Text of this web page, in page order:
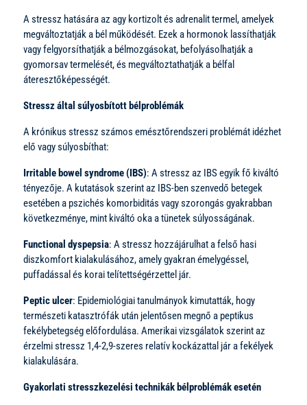
A stressz hatására az agy kortizolt és adrenalit termel, amelyek
megváltoztatják a bél működését. Ezek a hormonok lassíthatják
vagy felgyorsíthatják a bélmozgásokat, befolyásolhatják a
gyomorsav termelését, és megváltoztathatják a bélfal
áteresztőképességét.
Stressz által súlyosbított bélproblémák
A krónikus stressz számos emésztőrendszeri problémát idézhet
elő vagy súlyosbíthat:
Irritable bowel syndrome (IBS): A stressz az IBS egyik fő kiváltó
tényezője. A kutatások szerint az IBS-ben szenvedő betegek
esetében a pszichés komorbiditás vagy szorongás gyakrabban
következménye, mint kiváltó oka a tünetek súlyosságának.
Functional dyspepsia: A stressz hozzájárulhat a felső hasi
diszkomfort kialakulásához, amely gyakran émelygéssel,
puffadással és korai telítettségérzettel jár.
Peptic ulcer: Epidemiológiai tanulmányok kimutatták, hogy
természeti katasztrófák után jelentősen megnő a peptikus
fekélybetegség előfordulása. Amerikai vizsgálatok szerint az
érzelmi stressz 1,4-2,9-szeres relatív kockázattal jár a fekélyek
kialakulására.
Gyakorlati stresszkezelési technikák bélproblémák esetén